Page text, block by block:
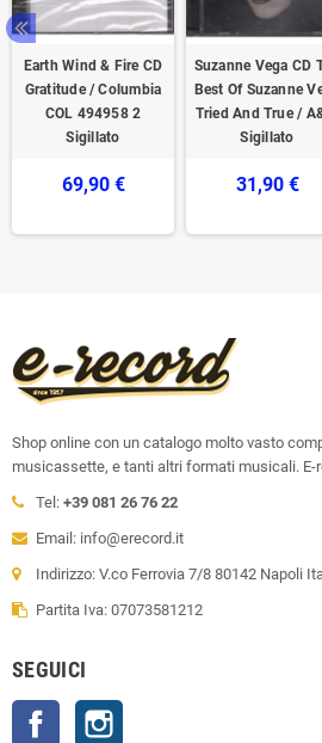
Earth Wind & Fire CD
Gratitude / Columbia
COL 494958 2
Sigillato
69,90 €
Suzanne Vega CD
Best Of Suzanne
Tried And True /
‎Sigillato
31,90 €
Shop online con un catalogo molto vasto
musicassette, e tanti altri formati musicali. E-
Tel: +39 081 26 76 22
Email: info@erecord.it
Indirizzo: V.co Ferrovia 7/8 80142 Napoli
Partita Iva: 07073581212
SEGUICI
Facebook